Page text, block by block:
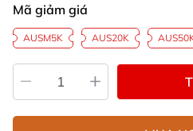
Mã giảm giá
AUSM5K AUS20K